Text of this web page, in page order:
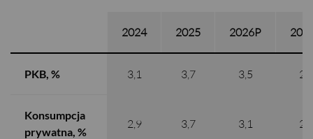
2024 2025 2026P
PKB, % 3,1 3,7 3,5 2,9
Konsumpcja
prywatna, %
2,9 3,7 3,1 2,5